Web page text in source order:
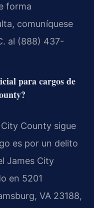
forma
comuníquese
al (888) 437-
para cargos de
County sigue
es por un delito
James City
en 5201
VA 23188,